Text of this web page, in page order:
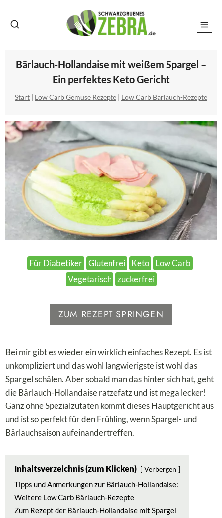
Inhalt
Bärlauch-Hollandaise mit weißem Spargel –
Ein perfektes Keto Gericht
Start | Low Carb Gemüse Rezepte | Low Carb Bärlauch-Rezepte
Für Diabetiker Glutenfrei Keto
Low Carb
Vegetarisch zuckerfrei
ZUM REZEPT SPRINGEN
Bei mir gibt es wieder ein wirklich einfaches Rezept. Es ist
unkompliziert und das wohl langwierigste ist wohl das
Spargel schälen. Aber sobald man das hinter sich hat, geht
die Bärlauch-Hollandaise ratzefatz und ist mega lecker!
Ganz ohne Spezialzutaten kommt dieses Hauptgericht aus
und ist so perfekt für den Frühling, wenn Spargel- und
Bärlauchsaison aufeinandertreffen.
Inhaltsverzeichnis (zum Klicken) Verbergen
Tipps und Anmerkungen zur Bärlauch-Hollandaise:
Weitere Low Carb Bärlauch-Rezepte
Zum Rezept der Bärlauch-Hollandaise mit Spargel